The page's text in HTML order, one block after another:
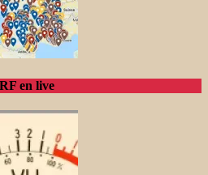
en live